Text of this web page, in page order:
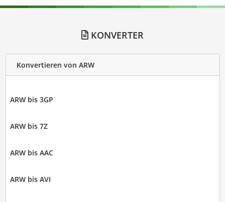
KONVERTER
Konvertieren von ARW
ARW bis 3GP
ARW bis 7Z
ARW bis AAC
ARW bis AVI